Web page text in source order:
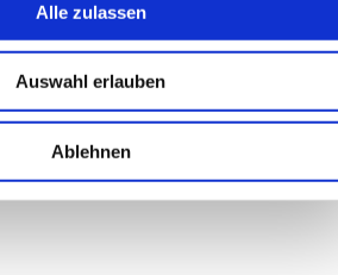
Alle zulassen
Auswahl erlauben
Ablehnen